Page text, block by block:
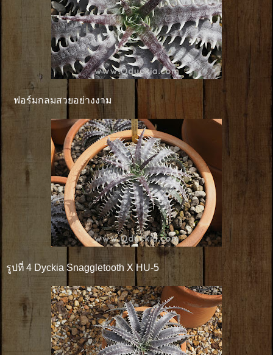
ฟอร์มกลมสวยอย่างงาม
รูปที่ 4 Dyckia Snaggletooth X HU-5